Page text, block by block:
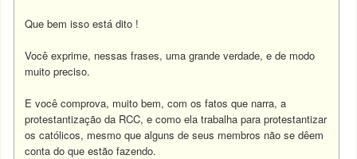
Que bem isso está dito !
Você exprime, nessas frases, uma grande verdade, e de modo
muito preciso.
E você comprova, muito bem, com os fatos que narra, a
protestantização da RCC, e como ela trabalha para protestantizar
os católicos, mesmo que alguns de seus membros não se dêem
conta do que estão fazendo.